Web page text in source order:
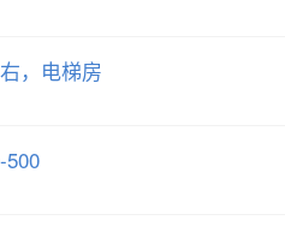
，电梯房
500